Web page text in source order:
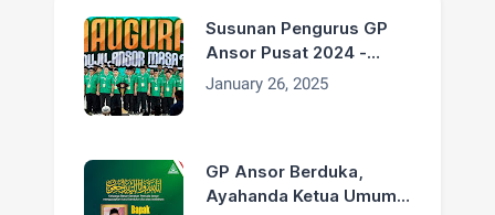
Susunan Pengurus GP
Ansor Pusat 2024 -
2029
January 26, 2025
GP Ansor Berduka,
Ayahanda Ketua Umum